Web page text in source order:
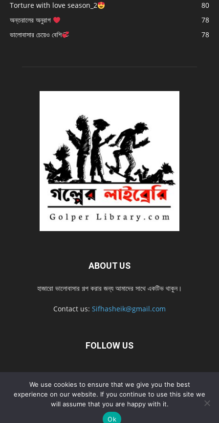
Torture with love season_2
80
অন্তরালের অনুরাগ
78
ভালোবাসার চেয়েও বেশি
78
ABOUT US
হাজারো ভালোবাসার গল্প করার জন্য আমাদের সাথে একটিভ থাকুন।
Contact us: Sifhasheik@gmail.com
FOLLOW US
Home Contact us Privacy Policy শ্রেনী
শ্রেনী – mobile
Home – mobile
নতুন সব গল্প নতুন সব গল্প – mobile
নতুন সব গল্প 2022
নতুন সব গল্প 2022 – mobile
We use cookies to ensure that we give you the best
experience on our website. If you continue to use this site we
will assume that you are happy with it.
Ok